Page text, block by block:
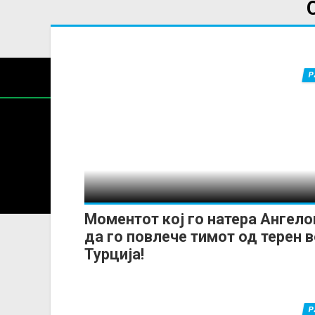
Моментот кој го натера
да го повлече тимот од терен
Турција!
За секоја форма на распространување,